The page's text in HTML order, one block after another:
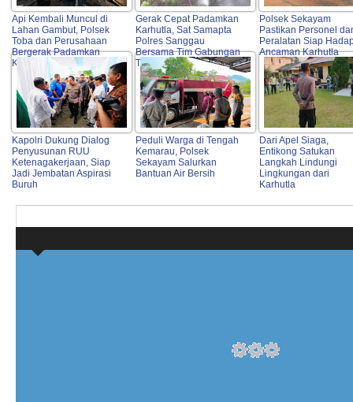
Api Kembali Muncul di
Lahan Gambut, Polsek
Toba dan Perusahaan
Bergerak Padamkan
Karhutla
Gerak Cepat Padamkan
Karhutla, Sat Samapta
Polres Sanggau
Bersama Tim Gabungan
Turun ke Lokasi
Polsek Sekayam
Pastikan Personel
Peralatan Siap
Ancaman Karhutla
Kapolri Dukung Dialog
Penyusunan RUU
Ketenagakerjaan, Siap
Jadi Jembatan Aspirasi
Buruh
Peduli Warga di Tengah
Kemarau, Polsek
Sekayam Salurkan
Bantuan Air Bersih
Dari Apel Siaga,
Entikong Satukan
Langkah Lindungi
Lingkungan dari
Karhutla